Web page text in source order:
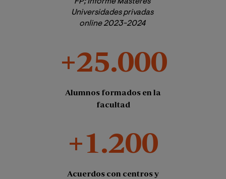
Universidades privadas
online 2023-2024
+25.000
Alumnos formados en la
facultad
+1.200
Acuerdos con centros y